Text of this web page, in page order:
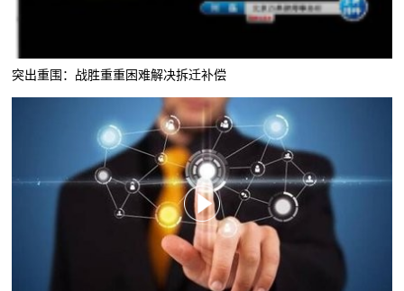
突出重围：战胜重重困难解决拆迁补偿